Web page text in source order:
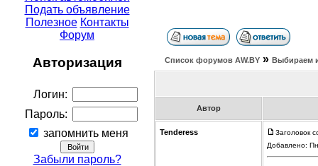
Подать объявление
Полезное Контакты
Форум
Авторизация
Логин:
Пароль:
запомнить меня
Забыли пароль?
Список форумов АW.BY » Выбираем
Автор
Tenderess
Заголовок
Добавлено: